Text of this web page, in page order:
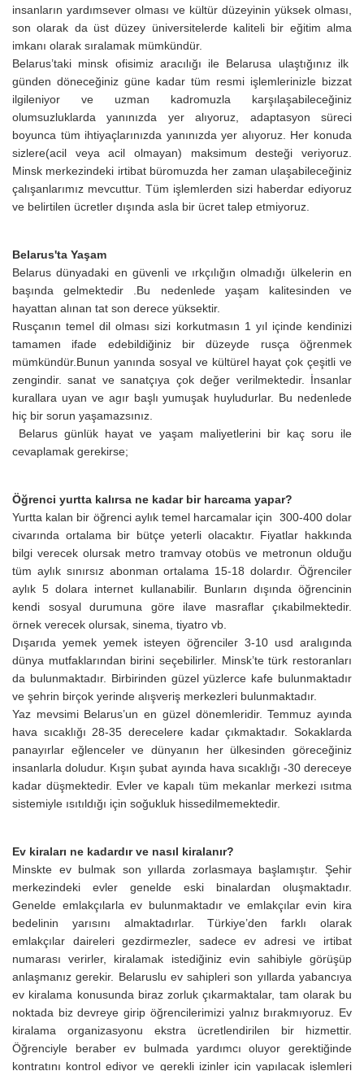
insanların yardımsever olması ve kültür düzeyinin yüksek olması,
son olarak da üst düzey üniversitelerde kaliteli bir eğitim alma
imkanı olarak sıralamak mümkündür.
Belarus’taki minsk ofisimiz aracılığı ile Belarusa ulaştığınız ilk
günden döneceğiniz güne kadar tüm resmi işlemlerinizle bizzat
ilgileniyor ve uzman kadromuzla karşılaşabileceğiniz
olumsuzluklarda yanınızda yer alıyoruz, adaptasyon süreci
boyunca tüm ihtiyaçlarınızda yanınızda yer alıyoruz. Her konuda
sizlere(acil veya acil olmayan) maksimum desteği veriyoruz.
Minsk merkezindeki irtibat büromuzda her zaman ulaşabileceğiniz
çalışanlarımız mevcuttur. Tüm işlemlerden sizi haberdar ediyoruz
ve belirtilen ücretler dışında asla bir ücret talep etmiyoruz.
Belarus'ta Yaşam
Belarus dünyadaki en güvenli ve ırkçılığın olmadığı ülkelerin en
başında gelmektedir .Bu nedenlede yaşam kalitesinden ve
hayattan alınan tat son derece yüksektir.
Rusçanın temel dil olması sizi korkutmasın 1 yıl içinde kendinizi
tamamen ifade edebildiğiniz bir düzeyde rusça öğrenmek
mümkündür.Bunun yanında sosyal ve kültürel hayat çok çeşitli ve
zengindir. sanat ve sanatçıya çok değer verilmektedir. İnsanlar
kurallara uyan ve agır başlı yumuşak huyludurlar. Bu nedenlede
hiç bir sorun yaşamazsınız.
Belarus günlük hayat ve yaşam maliyetlerini bir kaç soru ile
cevaplamak gerekirse;
Öğrenci yurtta kalırsa ne kadar bir harcama yapar?
Yurtta kalan bir öğrenci aylık temel harcamalar için 300-400 dolar
civarında ortalama bir bütçe yeterli olacaktır. Fiyatlar hakkında
bilgi verecek olursak metro tramvay otobüs ve metronun olduğu
tüm aylık sınırsız abonman ortalama 15-18 dolardır. Öğrenciler
aylık 5 dolara internet kullanabilir. Bunların dışında öğrencinin
kendi sosyal durumuna göre ilave masraflar çıkabilmektedir.
örnek verecek olursak, sinema, tiyatro vb.
Dışarıda yemek yemek isteyen öğrenciler 3-10 usd aralıgında
dünya mutfaklarından birini seçebilirler. Minsk’te türk restoranları
da bulunmaktadır. Birbirinden güzel yüzlerce kafe bulunmaktadır
ve şehrin birçok yerinde alışveriş merkezleri bulunmaktadır.
Yaz mevsimi Belarus’un en güzel dönemleridir. Temmuz ayında
hava sıcaklığı 28-35 derecelere kadar çıkmaktadır. Sokaklarda
panayırlar eğlenceler ve dünyanın her ülkesinden göreceğiniz
insanlarla doludur. Kışın şubat ayında hava sıcaklığı -30 dereceye
kadar düşmektedir. Evler ve kapalı tüm mekanlar merkezi ısıtma
sistemiyle ısıtıldığı için soğukluk hissedilmemektedir.
Ev kiraları ne kadardır ve nasıl kiralanır?
Minskte ev bulmak son yıllarda zorlasmaya başlamıştır. Şehir
merkezindeki evler genelde eski binalardan oluşmaktadır.
Genelde emlakçılarla ev bulunmaktadır ve emlakçılar evin kira
bedelinin yarısını almaktadırlar. Türkiye’den farklı olarak
emlakçılar daireleri gezdirmezler, sadece ev adresi ve irtibat
numarası verirler, kiralamak istediğiniz evin sahibiyle görüşüp
anlaşmanız gerekir. Belaruslu ev sahipleri son yıllarda yabancıya
ev kiralama konusunda biraz zorluk çıkarmaktalar, tam olarak bu
noktada biz devreye girip öğrencilerimizi yalnız bırakmıyoruz. Ev
kiralama organizasyonu ekstra ücretlendirilen bir hizmettir.
Öğrenciyle beraber ev bulmada yardımcı oluyor gerektiğinde
kontratını kontrol ediyor ve gerekli izinler için yapılacak işlemleri